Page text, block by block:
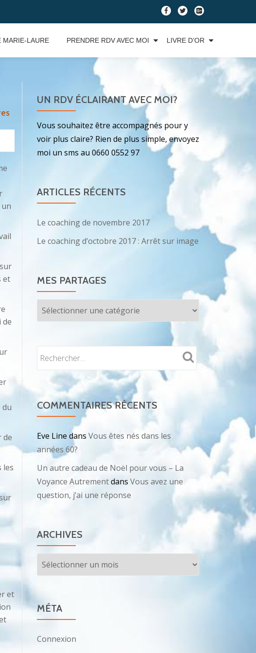
fa-
facebook
fa-
twitter
fa-
google-
plus-
MARIE-LAURE PRENDRE RDV AVEC MOI LIVRE D’OR
et
de
du
de
les
et
UN RDV ÉCLAIRANT AVEC MOI?
Vous souhaitez être accompagnés pour y
voir plus claire? Rien de plus simple, envoyez
moi un sms au 0660 0552 97
ARTICLES RÉCENTS
Le coaching de novembre 2017
Le coaching d’octobre 2017 : Arrêt sur image
MES PARTAGES
Mes
partages
COMMENTAIRES RÉCENTS
Eve Line dans Vous êtes nés dans les
années 60?
Un autre cadeau de Noël pour vous – La
Voyance Autrementdans Vous avez une
question, j’ai une réponse
ARCHIVES
Archives
MÉTA
Connexion